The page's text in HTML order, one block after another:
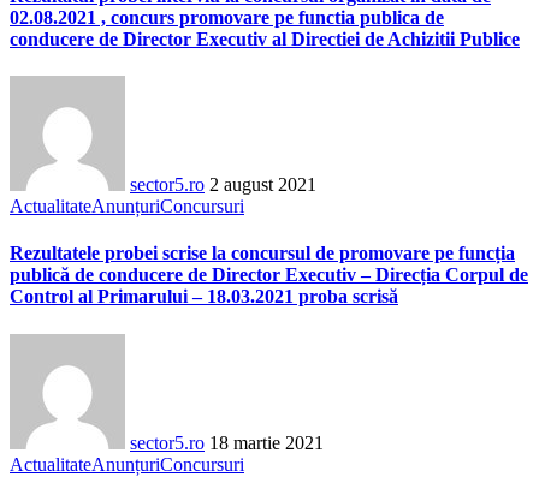
02.08.2021 , concurs promovare pe functia publica de
conducere de Director Executiv al Directiei de Achizitii Publice
sector5.ro 2 august 2021
ActualitateAnunțuriConcursuri
Rezultatele probei scrise la concursul de promovare pe funcția
publică de conducere de Director Executiv – Direcția Corpul de
Control al Primarului – 18.03.2021 proba scrisă
sector5.ro 18 martie 2021
ActualitateAnunțuriConcursuri